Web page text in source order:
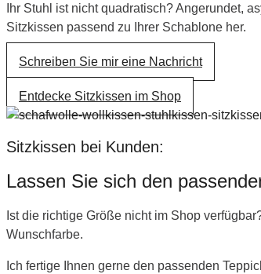
Ihr Stuhl ist nicht quadratisch? Angerundet,
Sitzkissen passend zu Ihrer Schablone her.
Schreiben Sie mir eine Nachricht
Entdecke Sitzkissen im Shop
Sitzkissen bei Kunden:
Lassen Sie sich den
Ist die richtige Größe nicht im Shop
Wunschfarbe.
Ich fertige Ihnen gerne den passenden